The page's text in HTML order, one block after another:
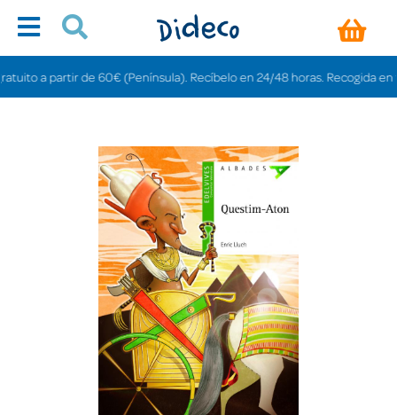
a partir de 60€ (Península). Recíbelo en 24/48 horas. Recogida en